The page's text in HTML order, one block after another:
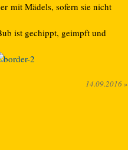
mit Mädels, sofern sie nicht
ist gechippt, geimpft und
14.09.2016»